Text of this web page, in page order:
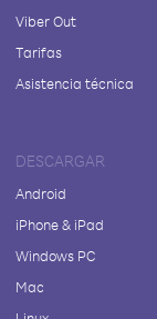
Viber Out
Tarifas
Asistencia técnica
DESCARGAR
Android
iPhone & iPad
Windows PC
Mac